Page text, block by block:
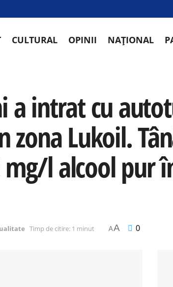
CULTURAL OPINII NAȚIONAL
a intrat cu
Lukoil.
l alcool pur
Timp de citire: 1 minut AA 0